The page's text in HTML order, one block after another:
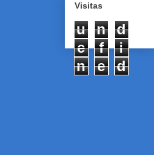
Visitas
u n
d
e
f
i
n
e d